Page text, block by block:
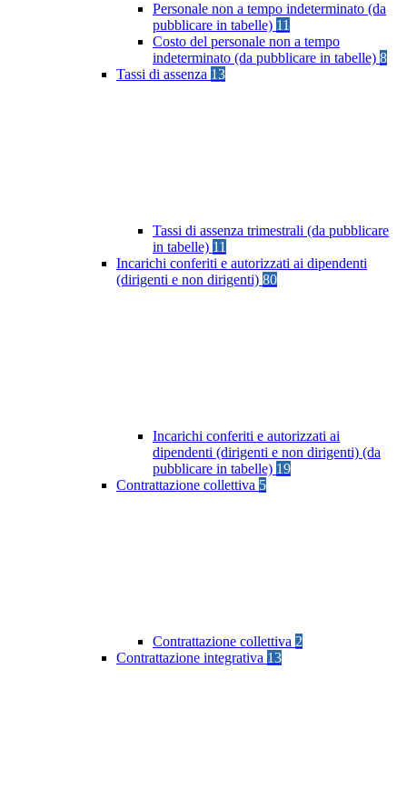
Personale non a tempo indeterminato (da
pubblicare in tabelle) 11
Costo del personale non a tempo
indeterminato (da pubblicare in tabelle) 8
Tassi di assenza 13
Tassi di assenza trimestrali (da pubblicare
in tabelle) 11
Incarichi conferiti e autorizzati ai dipendenti
(dirigenti e non dirigenti) 80
Incarichi conferiti e autorizzati ai
dipendenti (dirigenti e non dirigenti) (da
pubblicare in tabelle) 19
Contrattazione collettiva 5
Contrattazione collettiva 2
Contrattazione integrativa 13